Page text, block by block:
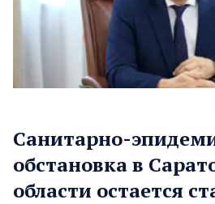
Санитарно-
обстановка в
области остается